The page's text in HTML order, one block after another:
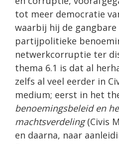
tot meer democratie
waarbij hij de
partijpolitieke
netwerkcorruptie ter
thema 6.1 is dat al
zelfs al veel eerder in
medium; eerst in het
benoemingsbeleid en
machtsverdeling(Civis
en daarna, naar